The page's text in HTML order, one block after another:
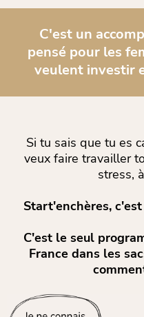
C'est un
pensé pour les
veulent investir
Si tu sais que tu es
veux faire travailler
stress,
Start'enchères,
C'est le seul
France dans les